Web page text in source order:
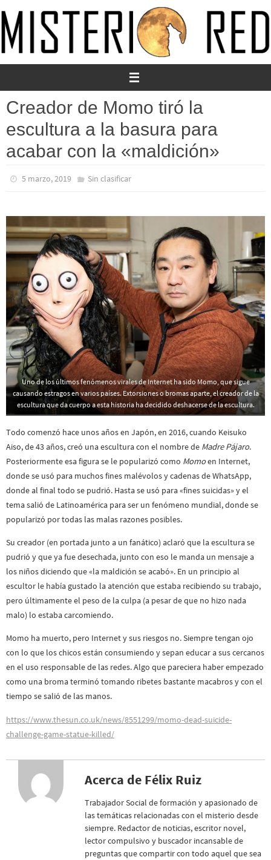
al
contenido
Creador de Momo tiró la
escultura a la basura para
acabar con la «maldición»
5 marzo, 2019 Sin clasificar
Uno de los últimos fenómenos virales de Internet ha sido Momo, que sigue
causando estragos en varios países. Extorsiones o bromas aparte, el creador de la
escultura que da cuerpo a esta historia ha decidido deshacerse de la escultura.
Todo comenzó hace unos años en Japón, en 2016, cuando Keisuko
Aiso, de 43 años, creó una escultura con el nombre de Madre Pájaro.
Posteriormente esa figura se le popularizó como Momoen Internet,
donde se usó para muchos fines malévolos y cadenas de WhatsApp,
donde al final todo se pudrió. Hasta se usó para «fines suicidas» y el
tema salió de Latinoamérica para ser un fenómeno mundial, donde se
popularizó por todas las malas razones posibles.
Su creador (en portada junto a un fanático) aclaró que la escultura se
pudrió y que ya fue desechada, junto con eso le manda un mensaje a
los niños diciendo que «la maldición se acabó». En un principio al
escultor le había gustado la atención que estaba recibiendo su trabajo,
pero últimamente el peso de la culpa (a pesar de que no hizo nada
malo) lo estaba carcomiendo.
Momo ha muerto, pero Internet y sus riesgos no. Siempre tengan ojo
con lo que los chicos están consumiendo y sepan educar a sus cercanos
en el uso responsable de las redes. Algo que pareciera haber empezado
como una broma terminó tomando ribetes bastante macabros y con el
tiempo se salió de las manos.
https://www.thesun.co.uk/news/8551299/momo-dead-suicide-
challenge-game-statue-killed/
Acerca de Félix Ruiz
Trabajador Social de formación y apasionado de
las temáticas relacionadas con el misterio desde
siempre. Redactor de noticias, escritor novel,
lector compulsivo y buscador incansable de
preguntas que compartir con todo aquel que sea